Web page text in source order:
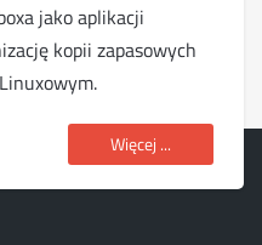
jako aplikacji
kopii zapasowych
Więcej ...